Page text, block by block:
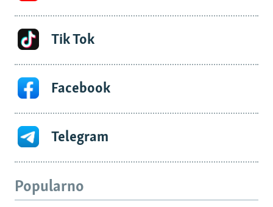
Tik Tok
Facebook
Telegram
Popularno